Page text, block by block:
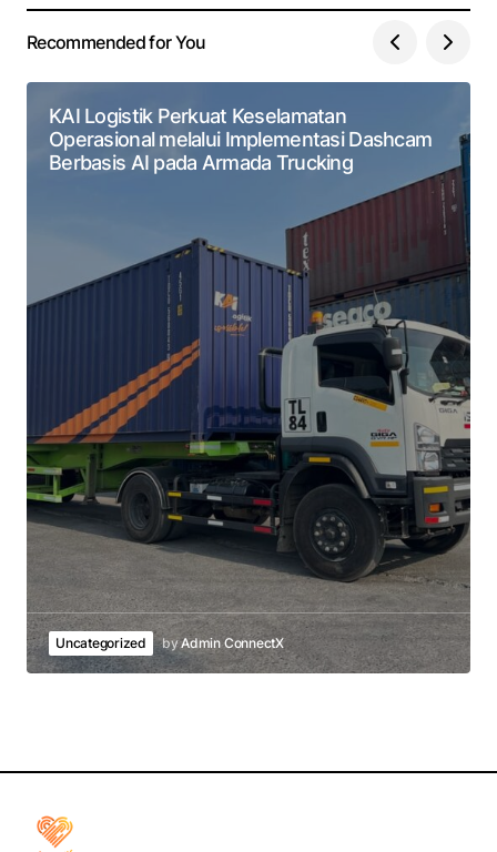
Recommended for You
KAI Logistik Perkuat Keselamatan
Operasional melalui Implementasi Dashcam
Berbasis AI pada Armada Trucking
Uncategorized byAdmin ConnectX